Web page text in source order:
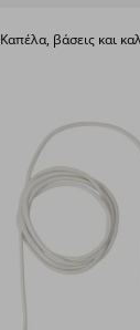
Καπέλα, βάσεις και